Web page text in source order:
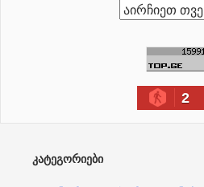
ა
2
ᲙᲐᲢᲔᲒᲝᲠᲘᲔᲑᲘ